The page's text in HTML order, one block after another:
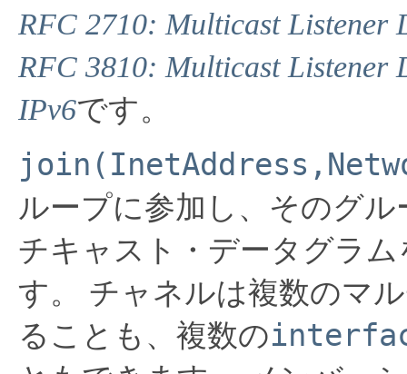
RFC 2710: Multicast
RFC 3810: Multicast Listener
IPv6です。
ループに参加し、そのグ
チキャスト・データグラ
す。
チャネルは複数のマ
ることも、複数の